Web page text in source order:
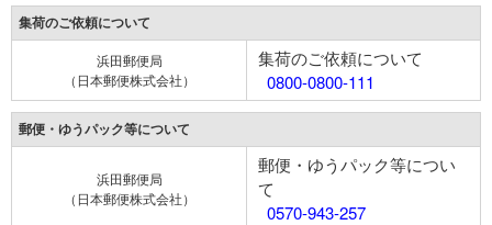
集荷のご依頼について
浜田郵便局
（日本郵便株式会社）
集荷のご依頼について
0800-0800-111
郵便・ゆうパック等について
浜田郵便局
（日本郵便株式会社）
郵便・ゆうパック等につい
て
0570-943-257